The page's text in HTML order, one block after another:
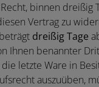
binnen dreißig
Vertrag zu
dreißig Tage
Ihnen benannter
letzte Ware in
auszuüben,